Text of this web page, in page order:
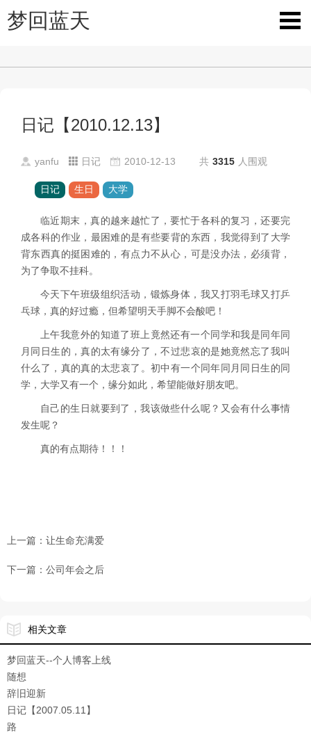
梦回蓝天
日记【2010.12.13】
yanfu 日记 2010-12-13 共 3315 人围观
日记 生日 大学
临近期末，真的越来越忙了，要忙于各科的复习，还要完
成各科的作业，最困难的是有些要背的东西，我觉得到了大学
背东西真的挺困难的，有点力不从心，可是没办法，必须背，
为了争取不挂科。
今天下午班级组织活动，锻炼身体，我又打羽毛球又打乒
乓球，真的好过瘾，但希望明天手脚不会酸吧！
上午我意外的知道了班上竟然还有一个同学和我是同年同
月同日生的，真的太有缘分了，不过悲哀的是她竟然忘了我叫
什么了，真的真的太悲哀了。初中有一个同年同月同日生的同
学，大学又有一个，缘分如此，希望能做好朋友吧。
自己的生日就要到了，我该做些什么呢？又会有什么事情
发生呢？
真的有点期待！！！
上一篇： 让生命充满爱
下一篇： 公司年会之后
相关文章
梦回蓝天--个人博客上线
随想
辞旧迎新
日记【2007.05.11】
路